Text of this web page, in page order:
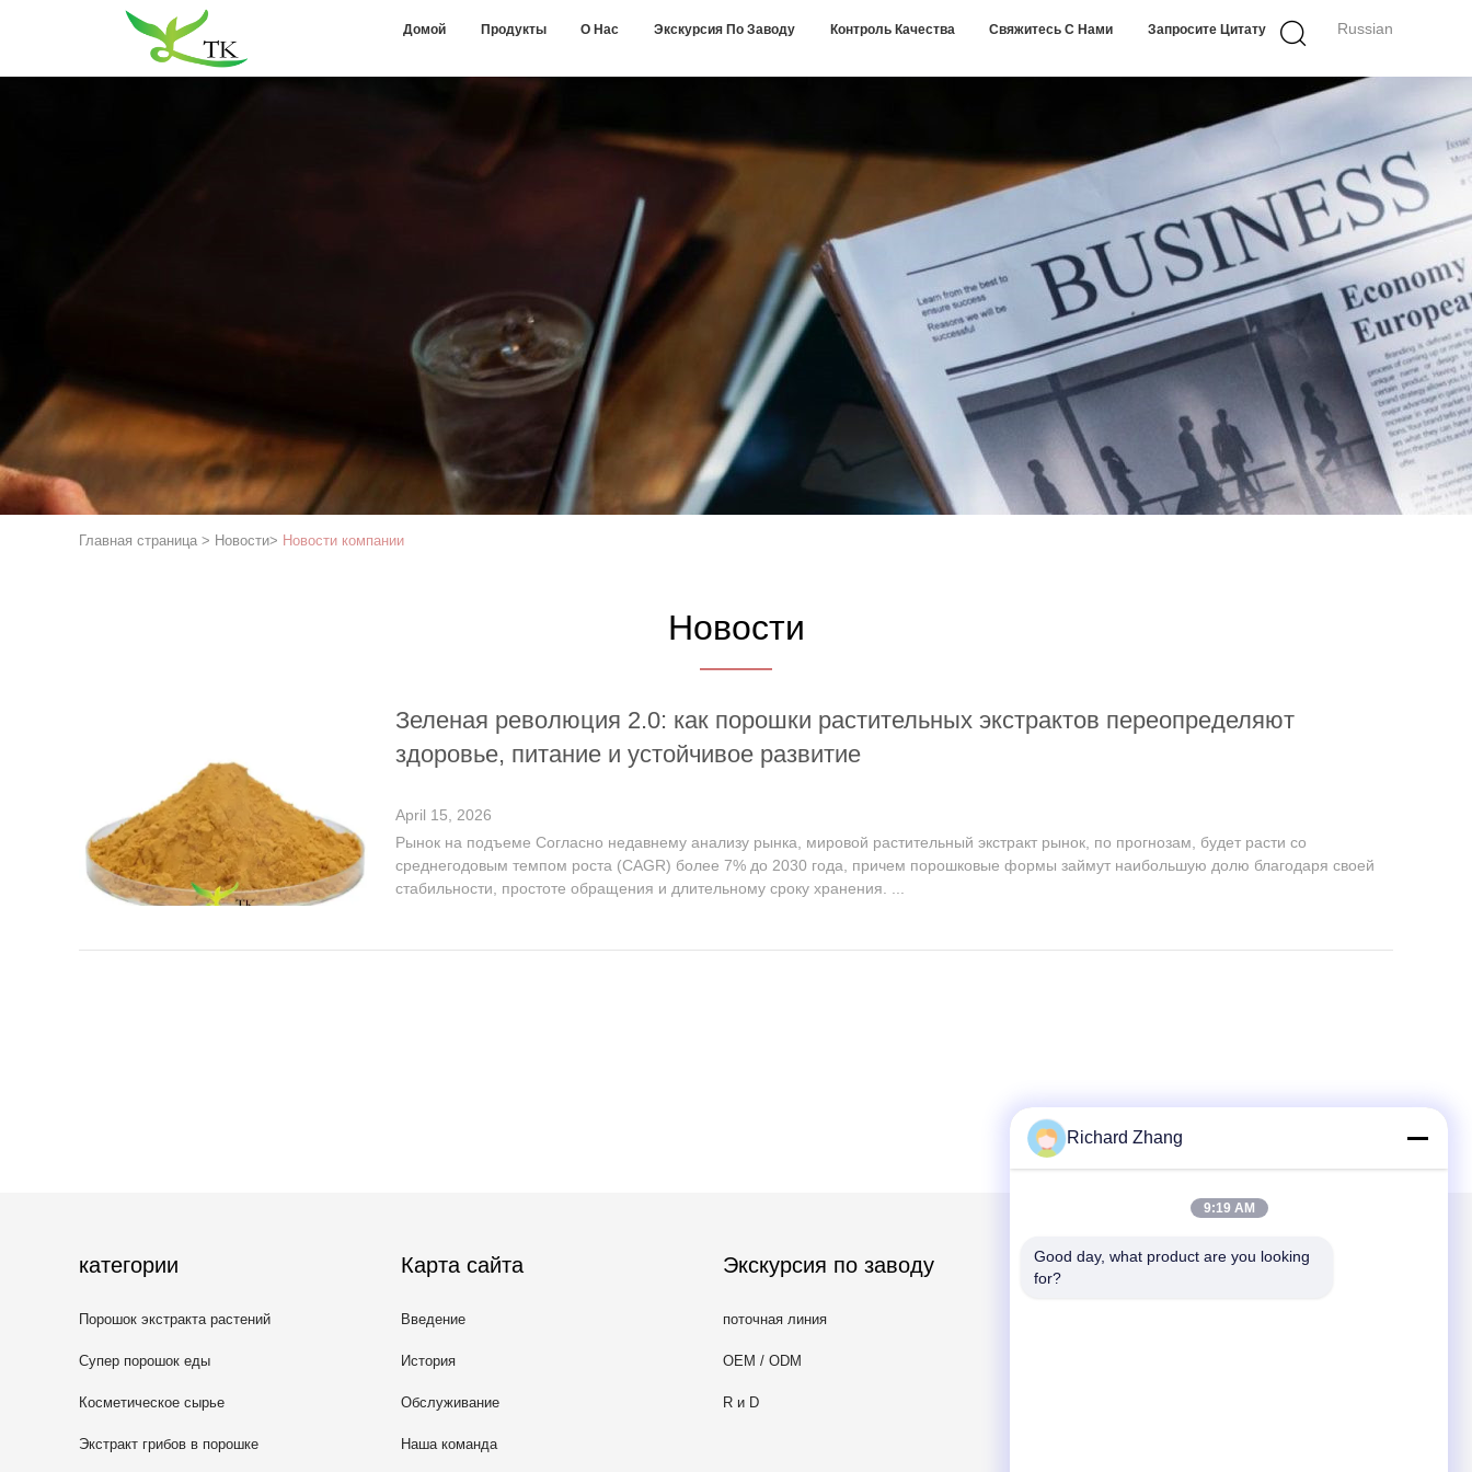
Russian
Домой Продукты О Нас Экскурсия По Заводу Контроль Качества Свяжитесь С Нами Запросите Цитату
Главная страница > Новости> Новости компании
Новости
Зеленая революция 2.0: как порошки растительных экстрактов переопределяют
здоровье, питание и устойчивое развитие
April 15, 2026
Рынок на подъеме Согласно недавнему анализу рынка, мировой растительный экстракт рынок, по прогнозам, будет расти со
среднегодовым темпом роста (CAGR) более 7% до 2030 года, причем порошковые формы займут наибольшую долю благодаря своей
стабильности, простоте обращения и длительному сроку хранения. ...
категории
Порошок экстракта растений
Супер порошок еды
Косметическое сырье
Экстракт грибов в порошке
Карта сайта
Введение
История
Обслуживание
Наша команда
Экскурсия по заводу
поточная линия
OEM / ODM
R и D
Написать нам
Richard Zhang
9:19 AM
Good day, what product are you looking
for?